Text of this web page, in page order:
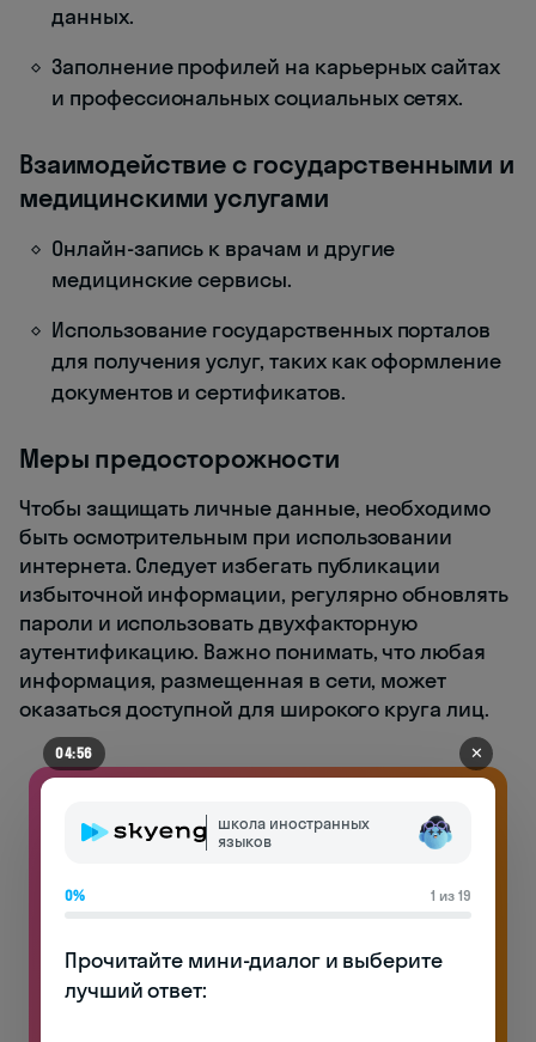
данных.
Заполнение профилей на карьерных сайтах
и профессиональных социальных сетях.
Взаимодействие с государственными и
медицинскими услугами
Онлайн-запись к врачам и другие
медицинские сервисы.
Использование государственных порталов
для получения услуг, таких как оформление
документов и сертификатов.
Меры предосторожности
Чтобы защищать личные данные, необходимо
быть осмотрительным при использовании
интернета. Следует избегать публикации
избыточной информации, регулярно обновлять
пароли и использовать двухфакторную
аутентификацию. Важно понимать, что любая
информация, размещенная в сети, может
оказаться доступной для широкого круга лиц.
04:56 ✕
школа иностранных
языков
0% 1 из 19
Прочитайте мини-диалог и выберите
лучший ответ: